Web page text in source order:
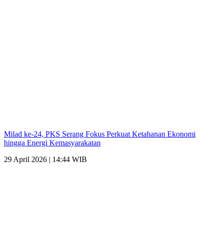
Milad ke-24, PKS Serang Fokus Perkuat Ketahanan Ekonomi
hingga Energi Kemasyarakatan
29 April 2026 | 14:44 WIB